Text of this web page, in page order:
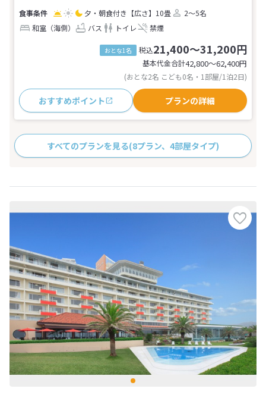
夕・朝食付き 【広さ】10畳
2～5名
和室（海側）
バス トイレ 禁煙
おとな1名 税込21,400～31,200円
基本代金合計42,800〜62,400円
(おとな2名 こども0名・1部屋/1泊2日)
おすすめポイント プランの詳細
すべてのプランを見る(8プラン、4部屋タイプ)